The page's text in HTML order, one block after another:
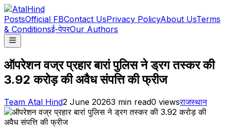
PostsOfficial FBContact UsPrivacy PolicyAbout UsTerms
& Conditionsई-पेपरOur Authors
ऑपरेशन वज्र प्रहार बारां पुलिस ने ड्रग तस्कर की
3.92 करोड़ की अवैध संपत्ति की फ्रीज
Team Atal Hind2 June 20263 min read0 viewsराजस्थान